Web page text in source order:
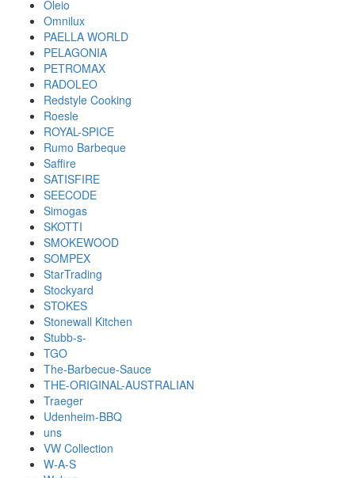
Oleio
Omnilux
PAELLA WORLD
PELAGONIA
PETROMAX
RADOLEO
Redstyle Cooking
Roesle
ROYAL-SPICE
Rumo Barbeque
Saffire
SATISFIRE
SEECODE
Simogas
SKOTTI
SMOKEWOOD
SOMPEX
StarTrading
Stockyard
STOKES
Stonewall Kitchen
Stubb-s-
TGO
The-Barbecue-Sauce
THE-ORIGINAL-AUSTRALIAN
Traeger
Udenheim-BBQ
uns
VW Collection
W-A-S